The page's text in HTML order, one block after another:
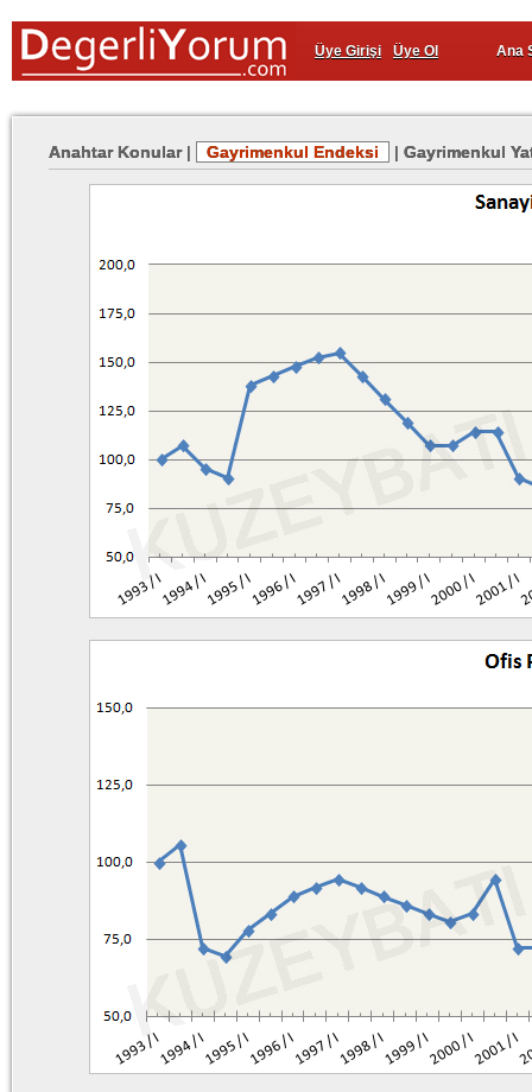
Üye Girişi Üye Ol Ana
Anahtar Konular| Gayrimenkul Endeksi | Gayrimenkul